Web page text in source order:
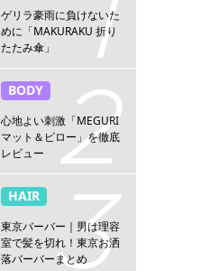
ゲリラ豪雨に負けないた
めに「MAKURAKU 折り
たたみ傘」
BODY
心地よい刺激「MEGURI
マット＆ピロー」を徹底
レビュー
HAIR
東京バーバー｜男は理容
室で髪を切れ！東京お洒
落バーバーまとめ